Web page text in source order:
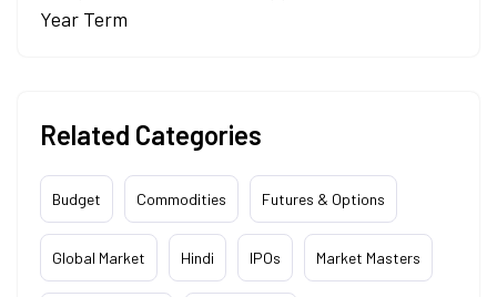
Year Term
Related Categories
Budget Commodities Futures & Options
Global Market Hindi IPOs Market Masters